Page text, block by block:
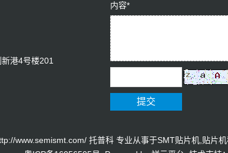
港4号楼201
内容*
www.semismt.com/ 托普科 专业从事于SMT贴片机, 贴片